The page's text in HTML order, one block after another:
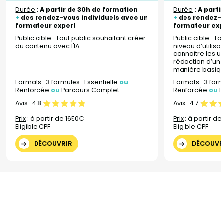
Durée : A partir de 30h de formation
+ des rendez-vous individuels avec un
formateur expert
Public cible : Tout public souhaitant créer
du contenu avec l'IA
Formats : 3 formules : Essentielle ou
Renforcée ou Parcours Complet
Avis :4.8
Prix : à partir de 1650€
Eligible CPF
DÉCOUVRIR
Durée : A
+ des
formateur
Public cible :
niveau
connaître les
rédaction
manière
Formats : 3
Renforcée ou
Avis :4.7
Prix : à partir
Eligible CPF